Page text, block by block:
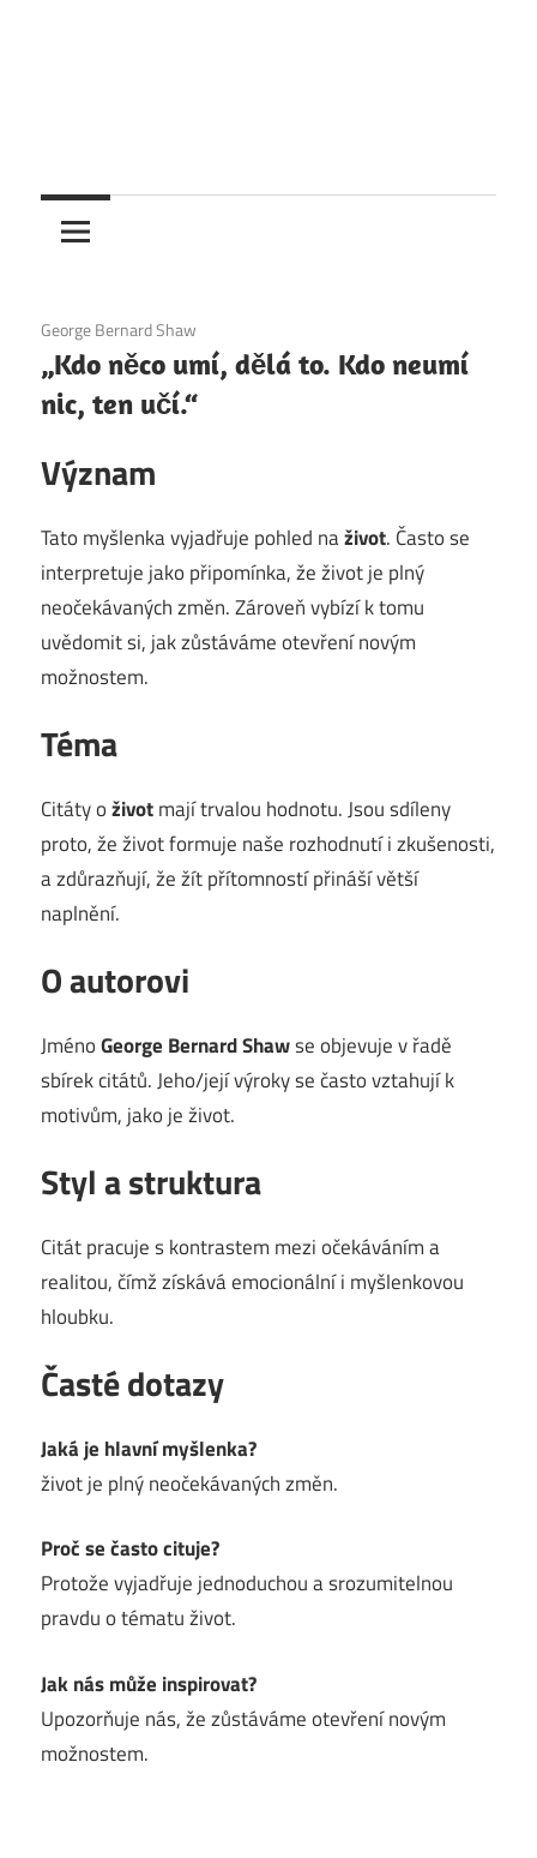
6. 12. 2020
George Bernard Shaw
„Kdo něco umí, dělá to. Kdo neumí
nic, ten učí.“
Význam
Tato myšlenka vyjadřuje pohled naživot. Často se
interpretuje jako připomínka, že život je plný
neočekávaných změn. Zároveň vybízí k tomu
uvědomit si, jak zůstáváme otevření novým
možnostem.
Téma
Citáty oživotmají trvalou hodnotu. Jsou sdíleny
proto, že život formuje naše rozhodnutí i zkušenosti,
a zdůrazňují, že žít přítomností přináší větší
naplnění.
O autorovi
JménoGeorge Bernard Shawse objevuje v řadě
sbírek citátů. Jeho/její výroky se často vztahují k
motivům, jako je život.
Styl a struktura
Citát pracuje s kontrastem mezi očekáváním a
realitou, čímž získává emocionální i myšlenkovou
hloubku.
Časté dotazy
Jaká je hlavní myšlenka?
život je plný neočekávaných změn.
Proč se často cituje?
Protože vyjadřuje jednoduchou a srozumitelnou
pravdu o tématu život.
Jak nás může inspirovat?
Upozorňuje nás, že zůstáváme otevření novým
možnostem.